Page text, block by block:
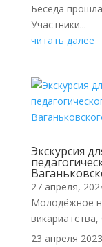
Беседа
Участники...
читать далее
Экскурсия
27 апреля,
Молодёжное
викариатства,
23 апреля